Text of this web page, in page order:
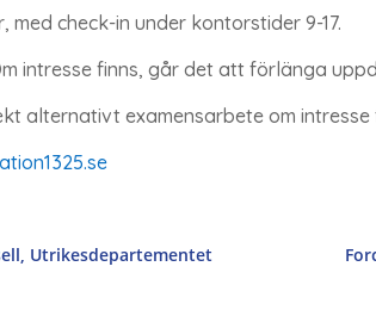
check-in under kontorstider 9-17.
intresse finns, går det att förlänga
alternativt examensarbete om intresse
Utrikesdepartementet